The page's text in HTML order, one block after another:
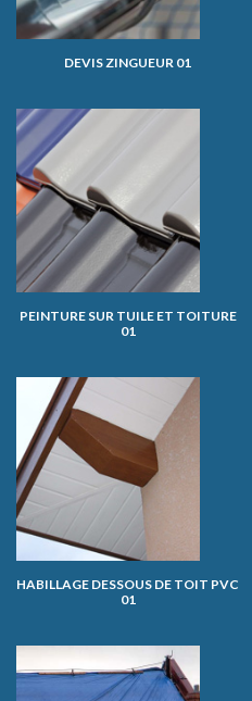
DEVIS ZINGUEUR 01
PEINTURE SUR TUILE ET TOITURE
01
HABILLAGE DESSOUS DE TOIT PVC
01